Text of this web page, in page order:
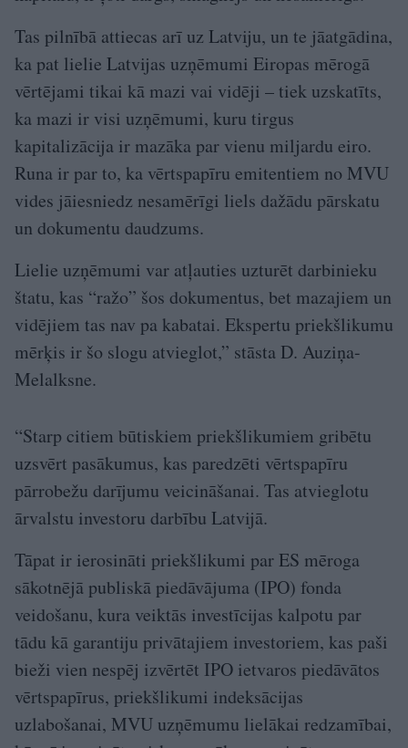
Tas pilnībā attiecas arī uz Latviju, un te jāatgādina,
ka pat lielie Latvijas uzņēmumi Eiropas mērogā
vērtējami tikai kā mazi vai vidēji – tiek uzskatīts,
ka mazi ir visi uzņēmumi, kuru tirgus
kapitalizācija ir mazāka par vienu miljardu eiro.
Runa ir par to, ka vērtspapīru emitentiem no MVU
vides jāiesniedz nesamērīgi liels dažādu pārskatu
un dokumentu daudzums.
Lielie uzņēmumi var atļauties uzturēt darbinieku
štatu, kas “ražo” šos dokumentus, bet mazajiem un
vidējiem tas nav pa kabatai. Ekspertu priekšlikumu
mērķis ir šo slogu atvieglot,” stāsta D. Auziņa-
Melalksne.
“Starp citiem būtiskiem priekšlikumiem gribētu
uzsvērt pasākumus, kas paredzēti vērtspapīru
pārrobežu darījumu veicināšanai. Tas atvieglotu
ārvalstu investoru darbību Latvijā.
Tāpat ir ierosināti priekšlikumi par ES mēroga
sākotnējā publiskā piedāvājuma (IPO) fonda
veidošanu, kura veiktās investīcijas kalpotu par
tādu kā garantiju privātajiem investoriem, kas paši
bieži vien nespēj izvērtēt IPO ietvaros piedāvātos
vērtspapīrus, priekšlikumi indeksācijas
uzlabošanai, MVU uzņēmumu lielākai redzamībai,